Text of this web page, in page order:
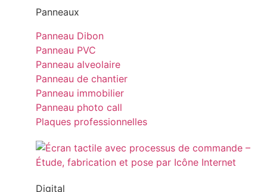
Panneaux
Panneau Dibon
Panneau PVC
Panneau alveolaire
Panneau de chantier
Panneau immobilier
Panneau photo call
Plaques professionnelles
Digital